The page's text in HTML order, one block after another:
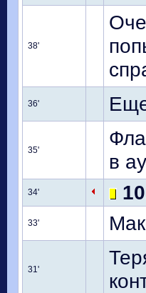
38'
36'
35'
в
34'
33'
31'